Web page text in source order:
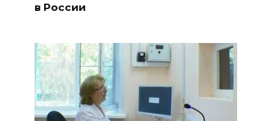
в России